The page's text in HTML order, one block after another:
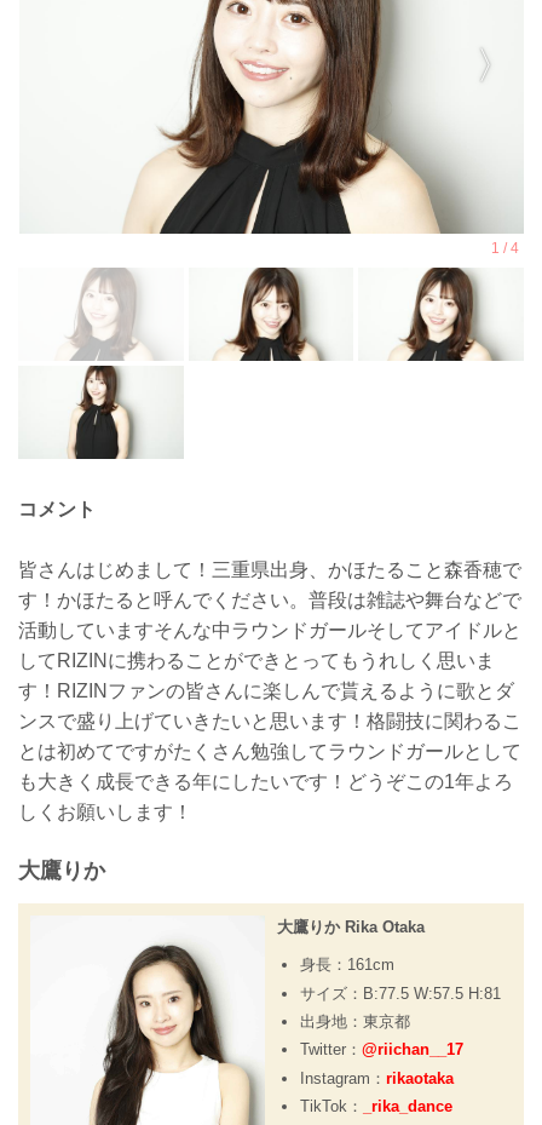
コメント
皆さんはじめまして！三重県出身、かほたること森香穂で
す！かほたると呼んでください。普段は雑誌や舞台などで
活動していますそんな中ラウンドガールそしてアイドルと
してRIZINに携わることができとってもうれしく思いま
す！RIZINファンの皆さんに楽しんで貰えるように歌とダ
ンスで盛り上げていきたいと思います！格闘技に関わるこ
とは初めてですがたくさん勉強してラウンドガールとして
も大きく成長できる年にしたいです！どうぞこの1年よろ
しくお願いします！
大鷹りか
大鷹りか Rika Otaka
身長：161cm
サイズ：B:77.5 W:57.5 H:81
出身地：東京都
Twitter： @riichan__17
Instagram： rikaotaka
TikTok：
_rika_dance